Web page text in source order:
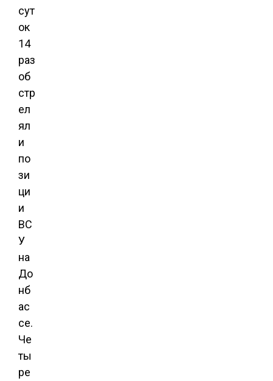
сут
ок
14
раз
об
стр
ел
ял
и
по
зи
ци
и
ВС
У
на
До
нб
ас
се.
Че
ты
ре